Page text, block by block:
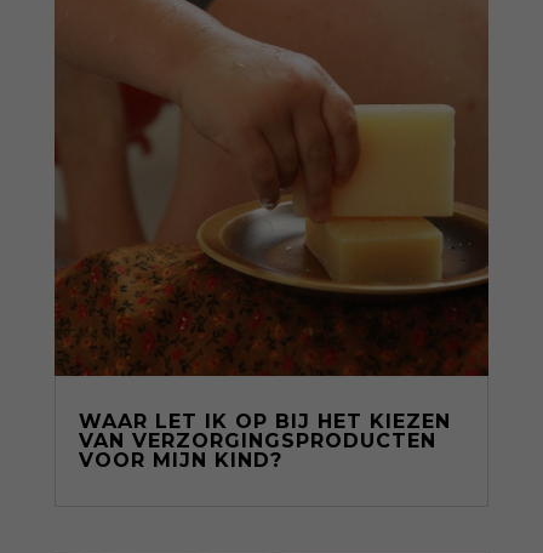
WAAR LET IK OP BIJ HET KIEZEN
VAN VERZORGINGSPRODUCTEN
VOOR MIJN KIND?